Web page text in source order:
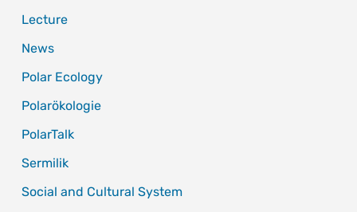
Lecture
News
Polar Ecology
Polarökologie
PolarTalk
Sermilik
Social and Cultural System